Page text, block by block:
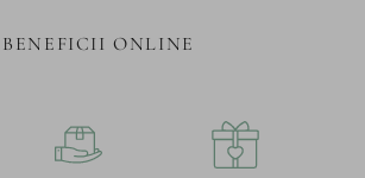
BENEFICII ONLINE